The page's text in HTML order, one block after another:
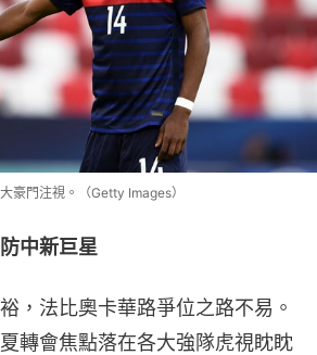
豪門注視。（Getty Images）
中新巨星
，法比奧卡華路爭位之路不易。
轉會焦點落在各大強隊虎視眈眈